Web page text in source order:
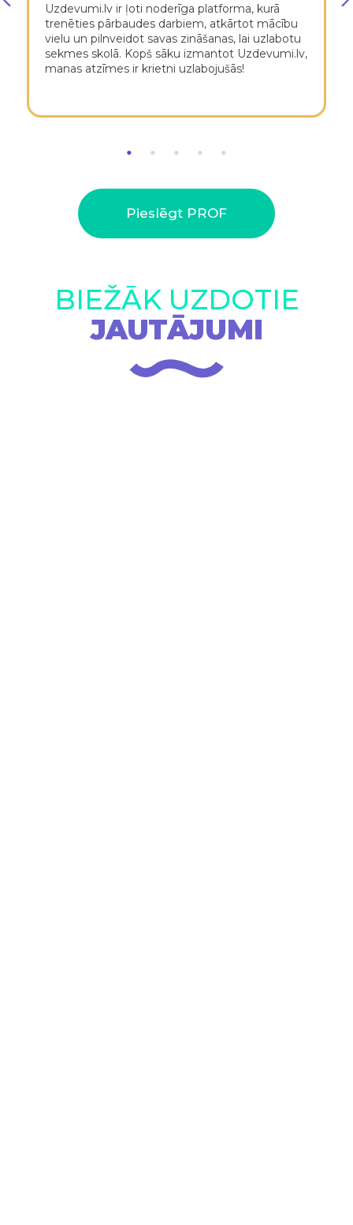
Uzdevumi.lv ir ļoti noderīga platforma, kurā
trenēties pārbaudes darbiem, atkārtot mācību
vielu un pilnveidot savas zināšanas, lai uzlabotu
sekmes skolā. Kopš sāku izmantot Uzdevumi.lv,
manas atzīmes ir krietni uzlabojušās!
Pieslēgt PROF
BIEŽĀK UZDOTIE
JAUTĀJUMI